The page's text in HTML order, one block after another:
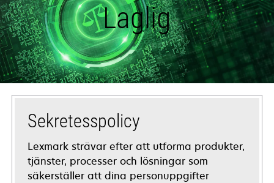
Laglig
Sekretesspolicy
Lexmark strävar efter att utforma produkter,
tjänster, processer och lösningar som
säkerställer att dina personuppgifter